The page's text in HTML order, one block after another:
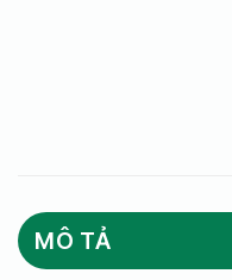
MÔ TẢ